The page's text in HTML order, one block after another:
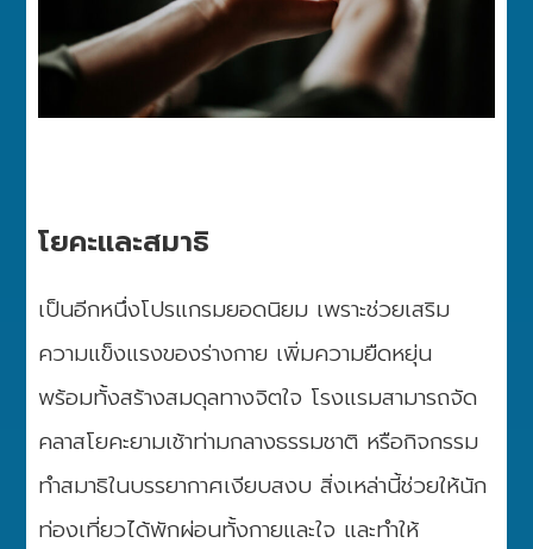
โยคะและสมาธิ
เป็นอีกหนึ่งโปรแกรมยอดนิยม เพราะช่วยเสริม
ความแข็งแรงของร่างกาย เพิ่มความยืดหยุ่น
พร้อมทั้งสร้างสมดุลทางจิตใจ โรงแรมสามารถจัด
คลาสโยคะยามเช้าท่ามกลางธรรมชาติ หรือกิจกรรม
ทำสมาธิในบรรยากาศเงียบสงบ สิ่งเหล่านี้ช่วยให้นัก
ท่องเที่ยวได้พักผ่อนทั้งกายและใจ และทำให้